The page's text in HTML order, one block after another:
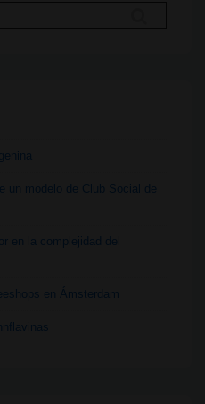
un modelo de Club Social de
en la complejidad del
en Ámsterdam